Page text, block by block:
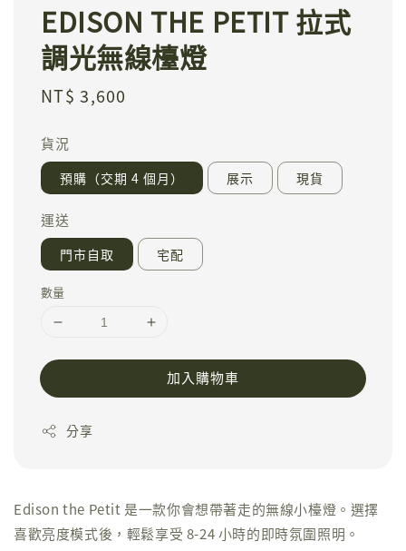
EDISON THE PETIT 拉式
調光無線檯燈
Regular
NT$ 3,600
貨況
預購（交期 4 個月） 展示 現貨
運送
門市自取 宅配
數量
加入購物車
分享
Edison the Petit 是一款你會想帶著走的無線小檯燈。選擇
喜歡亮度模式後，輕鬆享受 8-24 小時的即時氛圍照明。